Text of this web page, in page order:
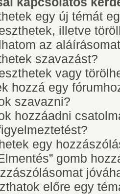
egy új témát
illetve
az
szavazást?
vagy
hozzá egy
szavazni?
hozzáadni
egy
gomb
előre egy